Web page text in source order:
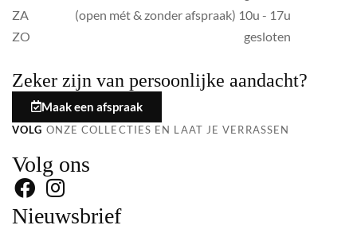
ZA
(open mét & zonder afspraak) 10u - 17u
ZO
gesloten
Zeker zijn van persoonlijke aandacht?
Maak een afspraak
VOLG ONZE COLLECTIES EN LAAT JE VERRASSEN
Volg ons
Nieuwsbrief